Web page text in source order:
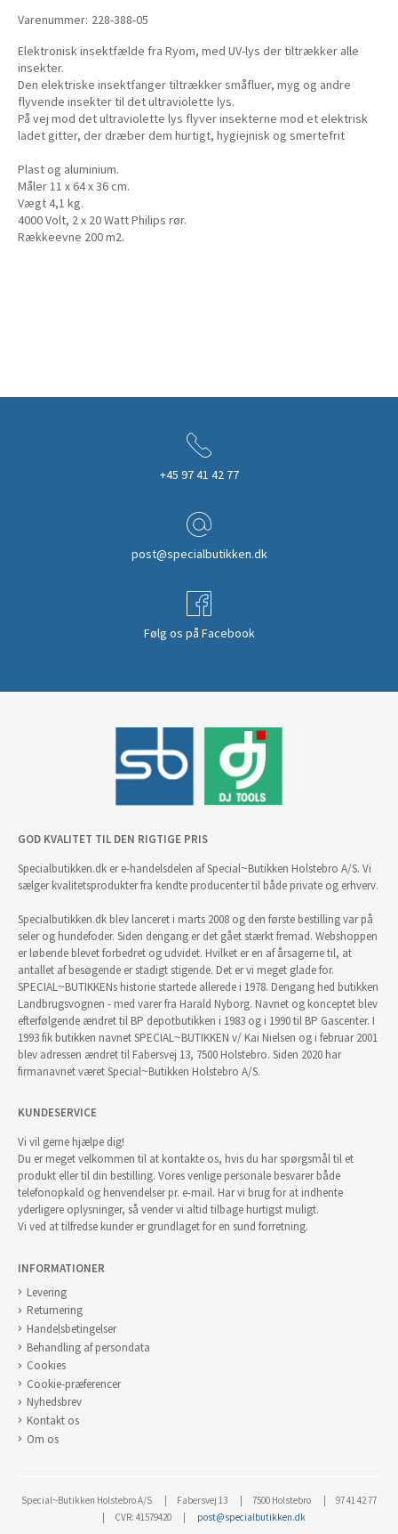
Varenummer: 228-388-05
Elektronisk insektfælde fra Ryom, med UV-lys der tiltrækker alle
insekter.
Den elektriske insektfanger tiltrækker småfluer, myg og andre
flyvende insekter til det ultraviolette lys.
På vej mod det ultraviolette lys flyver insekterne mod et elektrisk
ladet gitter, der dræber dem hurtigt, hygiejnisk og smertefrit
Plast og aluminium.
Måler 11 x 64 x 36 cm.
Vægt 4,1 kg.
4000 Volt, 2 x 20 Watt Philips rør.
Rækkeevne 200 m2.
+45 97 41 42 77
post@specialbutikken.dk
Følg os på Facebook
GOD KVALITET TIL DEN RIGTIGE PRIS
Specialbutikken.dk er e-handelsdelen af Special~Butikken Holstebro A/S. Vi
sælger kvalitetsprodukter fra kendte producenter til både private og erhverv.
Specialbutikken.dk blev lanceret i marts 2008 og den første bestilling var på
seler og hundefoder. Siden dengang er det gået stærkt fremad. Webshoppen
er løbende blevet forbedret og udvidet. Hvilket er en af årsagerne til, at
antallet af besøgende er stadigt stigende. Det er vi meget glade for.
SPECIAL~BUTIKKENs historie startede allerede i 1978. Dengang hed butikken
Landbrugsvognen - med varer fra Harald Nyborg. Navnet og konceptet blev
efterfølgende ændret til BP depotbutikken i 1983 og i 1990 til BP Gascenter. I
1993 fik butikken navnet SPECIAL~BUTIKKEN v/ Kai Nielsen og i februar 2001
blev adressen ændret til Fabersvej 13, 7500 Holstebro. Siden 2020 har
firmanavnet været Special~Butikken Holstebro A/S.
KUNDESERVICE
Vi vil gerne hjælpe dig!
Du er meget velkommen til at kontakte os, hvis du har spørgsmål til et
produkt eller til din bestilling. Vores venlige personale besvarer både
telefonopkald og henvendelser pr. e-mail. Har vi brug for at indhente
yderligere oplysninger, så vender vi altid tilbage hurtigst muligt.
Vi ved at tilfredse kunder er grundlaget for en sund forretning.
INFORMATIONER
Levering
Returnering
Handelsbetingelser
Behandling af persondata
Cookies
Cookie-præferencer
Nyhedsbrev
Kontakt os
Om os
Special~Butikken Holstebro A/S Fabersvej 13 7500 Holstebro
97 41 42 77
CVR: 41579420
post@specialbutikken.dk